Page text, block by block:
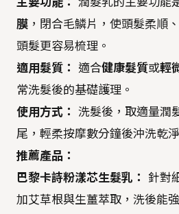
膜 ，閉合毛鱗片，使頭髮柔順
頭髮更容易梳理。
適用髮質：
適合健康髮質或輕
常洗髮後的基礎護理。
使用方式： 洗髮後，取適量潤
尾，輕柔按摩數分鐘後沖洗乾淨
推薦產品：
巴黎卡詩粉漾芯生髮乳： 針對
加艾草根與生薑萃取，洗後能